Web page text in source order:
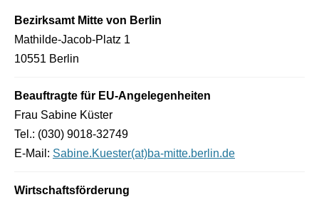
Bezirksamt Mitte von Berlin
Mathilde-Jacob-Platz 1
10551 Berlin
Beauftragte für EU-Angelegenheiten
Frau Sabine Küster
Tel.: (030) 9018-32749
E-Mail: Sabine.Kuester(at)ba-mitte.berlin.de
Wirtschaftsförderung